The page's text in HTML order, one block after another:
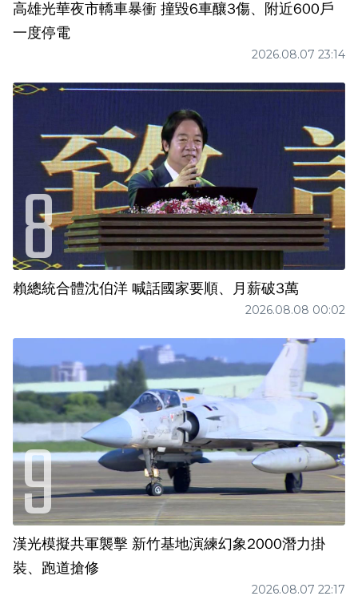
高雄光華夜市轎車暴衝 撞毀6車釀3傷、附近600戶
一度停電
2026.08.07 23:14
賴總統合體沈伯洋 喊話國家要順、月薪破3萬
2026.08.08 00:02
漢光模擬共軍襲擊 新竹基地演練幻象2000潛力掛
裝、跑道搶修
2026.08.07 22:17